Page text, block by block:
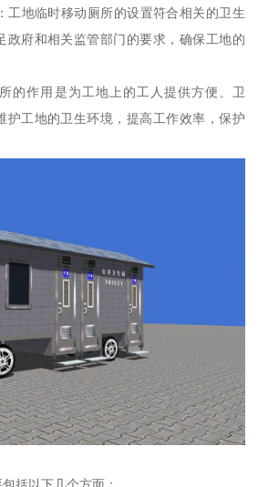
工地临时移动厕所的设置符合相关的卫生
政府和相关监管部门的要求，确保工地的
的作用是为工地上的工人提供方便、卫
护工地的卫生环境，提高工作效率，保护